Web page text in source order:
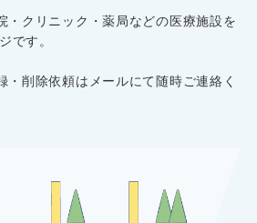
・クリニック・薬局などの医療施設を
です。
・削除依頼はメールにて随時ご連絡く